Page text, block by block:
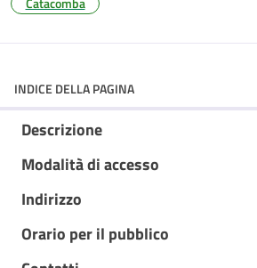
INDICE DELLA PAGINA
Descrizione
Modalità di accesso
Indirizzo
Orario per il pubblico